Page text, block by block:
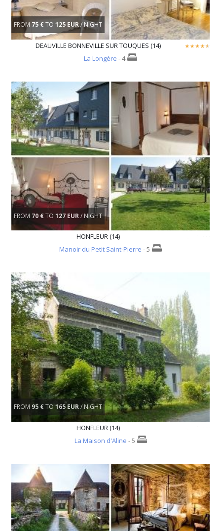
FROM 75 €TO 125 EUR/ NIGHT
DEAUVILLE BONNEVILLE SUR TOUQUES (14)
La Longère - 4
FROM 70 €TO 127 EUR/ NIGHT
HONFLEUR (14)
Manoir du Petit Saint-Pierre - 5
FROM 95 €TO 165 EUR/ NIGHT
HONFLEUR (14)
La Maison d'Aline - 5